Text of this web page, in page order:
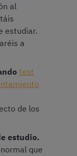
al
estudiar.
a
test
de los
estudio.
que